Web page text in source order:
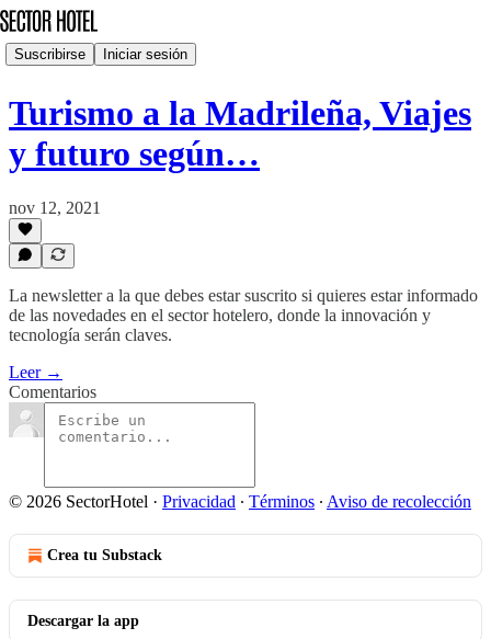
Suscribirse Iniciar sesión
Turismo a la Madrileña, Viajes
y futuro según…
nov 12, 2021
La newsletter a la que debes estar suscrito si quieres estar informado
de las novedades en el sector hotelero, donde la innovación y
tecnología serán claves.
Leer →
Comentarios
© 2026 SectorHotel · Privacidad ∙ Términos ∙ Aviso de recolección
Crea tu Substack
Descargar la app